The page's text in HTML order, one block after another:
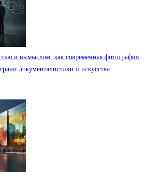
и вымыслом: как современная фотография
документалистики и искусства